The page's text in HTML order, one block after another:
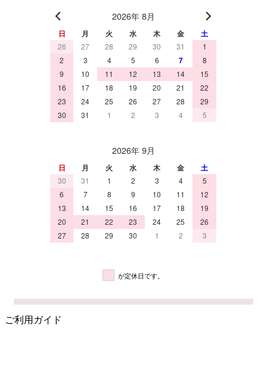
2026年 8月
日 月 火 水 木 金 土
26 27 28 29 30 31
1
2
3 4 5 6 7
8
9
10 11 12 13 14
15
16
17 18 19 20 21
22
23
24 25 26 27 28
29
30
31 1 2 3 4 5
2026年 9月
日 月 火 水 木 金 土
30 31 1 2 3 4
5
6
7 8 9 10 11
12
13
14 15 16 17 18
19
20
21 22 23 24 25
26
27
28 29 30 1 2 3
が定休日です。
ご利用ガイド